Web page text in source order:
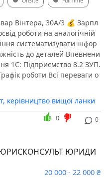
Вінтера, 30А/3 💰 Зарпл
роботи на аналогічній
систематизувати інфор
до деталей Впевнени
1С: Підприємство 8.2 ЗУП.
роботи Всі переваги о
керівництво вищої ланки
0
0
ЮРИСКОНСУЛЬТ ЮРИДИ
20 000 - 22 000 ₴